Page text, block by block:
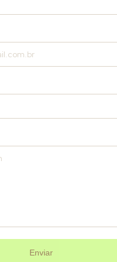
Enviar